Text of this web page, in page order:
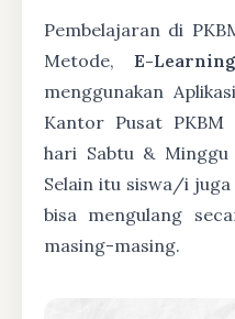
Pembelajaran di
Metode,E-Learning
menggunakan
Kantor Pusat PKBM
hari Sabtu & Minggu
Selain itu siswa/i
bisa mengulang
masing-masing.